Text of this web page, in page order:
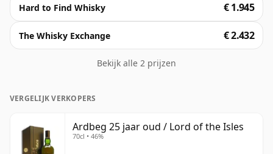
Hard to Find Whisky € 1.945
The Whisky Exchange € 2.432
Bekijk alle 2 prijzen
VERGELIJK VERKOPERS
Ardbeg 25 jaar oud / Lord of the Isles
70cl • 46%